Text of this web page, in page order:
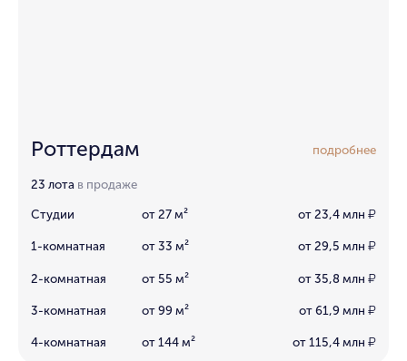
Роттердам подробнее
23 лота в продаже
Студии от 27 м² от 23,4 млн ₽
1-комнатная от 33 м² от 29,5 млн ₽
2-комнатная от 55 м² от 35,8 млн ₽
3-комнатная от 99 м² от 61,9 млн ₽
4-комнатная от 144 м² от 115,4 млн ₽